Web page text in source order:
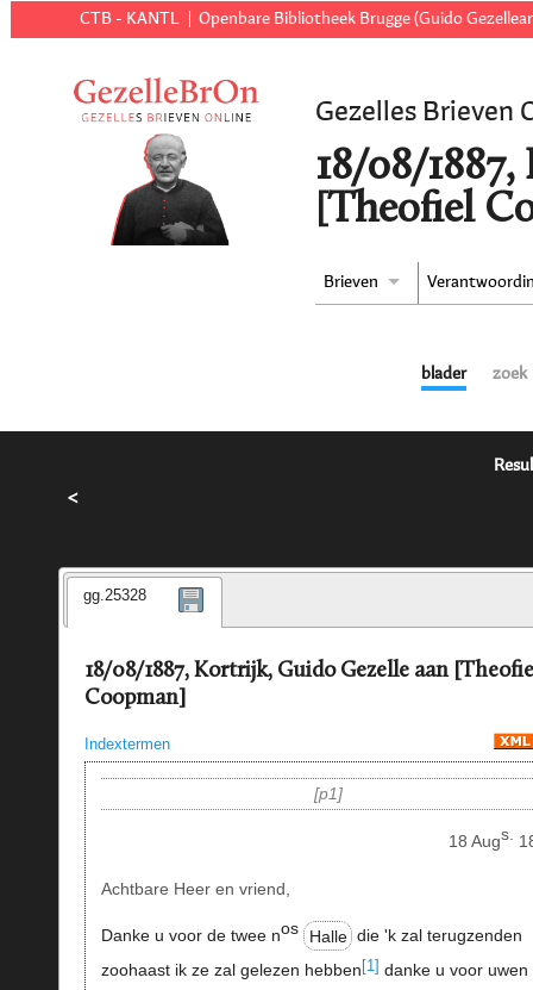
CTB - KANTL Openbare Bibliotheek Brugge (Guido
Gezelles Brieven
18/08/
[Theofiel
Brieven
blader zoek
<
gg.25328
18/08/1887, Kortrijk, Guido Gezelle aan
Coopman]
Indextermen
p1
18 Augs.
Achtbare Heer en vriend,
Danke u voor de twee nos Halle die 'k zal terugzenden
zoohaast ik ze zal gelezen hebben [1] danke u voor uwen